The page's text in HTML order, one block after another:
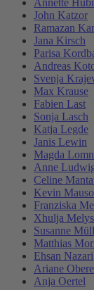
Annette
John Katzor
Ramazan
Jana Kirsch
Parisa
Andreas
Svenja
Max Krause
Fabien Last
Sonja Lasch
Katja Legde
Janis Lewin
Magda
Anne
Celine
Kevin
Franziska
Xhulja
Susanne
Matthias
Ehsan Nazari
Ariane
Anja Oertel